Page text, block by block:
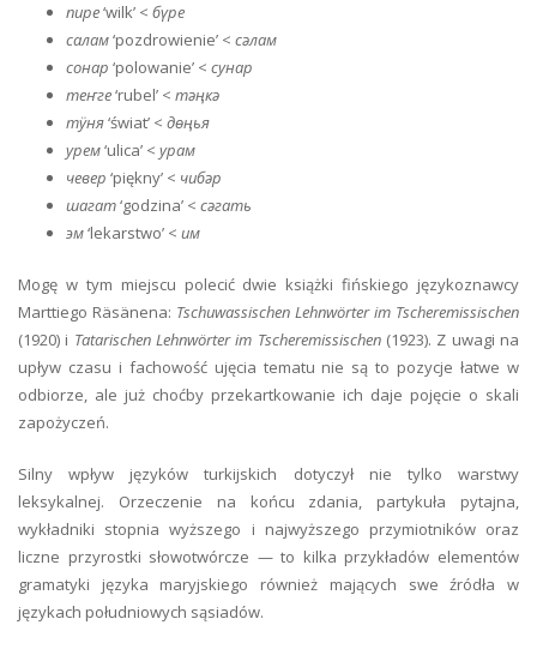
пире‘wilk’ < бүре
салам‘pozdrowienie’ < сәлам
сонар ‘polowanie’ < сунар
теҥге‘rubel’ < тәңкә
тӱня‘świat’ < дөңья
урем‘ulica’ < урам
чевер ‘piękny’ < чибәр
шагат‘godzina’ < сәгать
эм‘lekarstwo’ < им
Mogę w tym miejscu polecić dwie książki fińskiego językoznawcy
Marttiego Räsänena: Tschuwassischen Lehnwörter im Tscheremissischen
(1920) i Tatarischen Lehnwörter im Tscheremissischen(1923). Z uwagi na
upływ czasu i fachowość ujęcia tematu nie są to pozycje łatwe w
odbiorze, ale już choćby przekartkowanie ich daje pojęcie o skali
zapożyczeń.
Silny wpływ języków turkijskich dotyczył nie tylko warstwy
leksykalnej. Orzeczenie na końcu zdania, partykuła pytajna,
wykładniki stopnia wyższego i najwyższego przymiotników oraz
liczne przyrostki słowotwórcze — to kilka przykładów elementów
gramatyki języka maryjskiego również mających swe źródła w
językach południowych sąsiadów.